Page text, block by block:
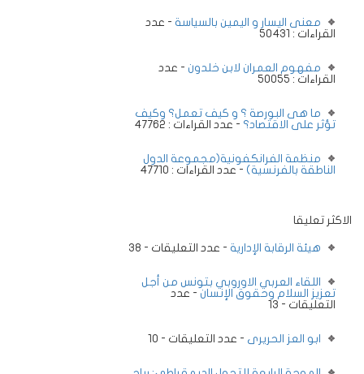
معنى اليسار و اليمين بالسياسة - عدد
القراءات : 50431
مفهوم العمران لابن خلدون - عدد
القراءات : 50055
ما هى البورصة ؟ و كيف تعمل؟ وكيف
تؤثر على الاقتصاد؟ - عدد القراءات : 47762
منظمة الفرانكفونية(مجموعة الدول
الناطقة بالفرنسية) - عدد القراءات : 47710
الاكثر تعليقا
هيئة الرقابة الإدارية - عدد التعليقات - 38
اللقاء العربي الاوروبي بتونس من أجل
تعزيز السلام وحقوق الإنسان - عدد
التعليقات - 13
ابو العز الحريرى - عدد التعليقات - 10